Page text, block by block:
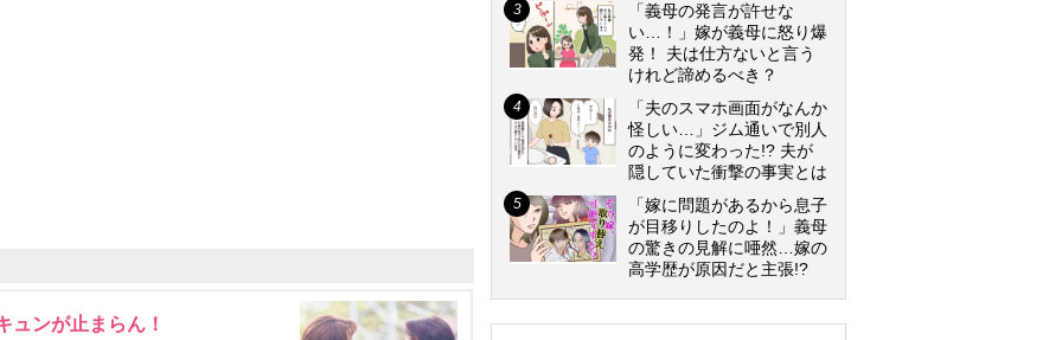
ュンが止まらん！
「義母の発言が許せな
い…！」嫁が義母に怒り爆
発！ 夫は仕方ないと言う
けれど諦めるべき？
「夫のスマホ画面がなんか
怪しい…」ジム通いで別人
のように変わった!? 夫が
隠していた衝撃の事実とは
「嫁に問題があるから息子
が目移りしたのよ！」義母
の驚きの見解に唖然…嫁の
高学歴が原因だと主張!?